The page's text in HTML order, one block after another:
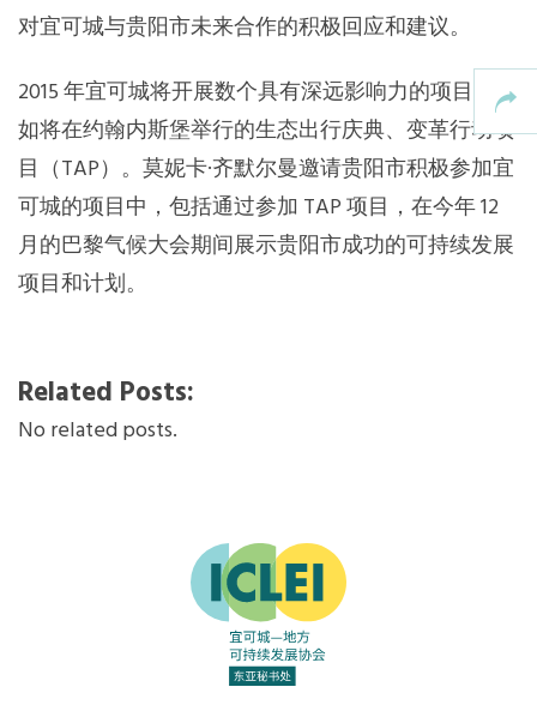
对宜可城与贵阳市未来合作的积极回应和建议。
2015 年宜可城将开展数个具有深远影响力的项目，例
如将在约翰内斯堡举行的生态出行庆典、变革行动项
目（TAP）。莫妮卡·齐默尔曼邀请贵阳市积极参加宜
可城的项目中，包括通过参加 TAP 项目，在今年 12
月的巴黎气候大会期间展示贵阳市成功的可持续发展
项目和计划。
Related Posts:
No related posts.